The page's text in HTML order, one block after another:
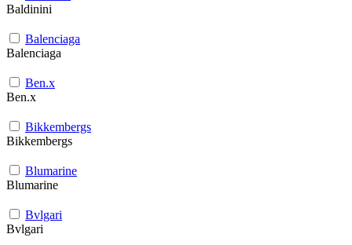
Baldinini
Balenciaga
Balenciaga
Ben.x
Ben.x
Bikkembergs
Bikkembergs
Blumarine
Blumarine
Bvlgari
Bvlgari